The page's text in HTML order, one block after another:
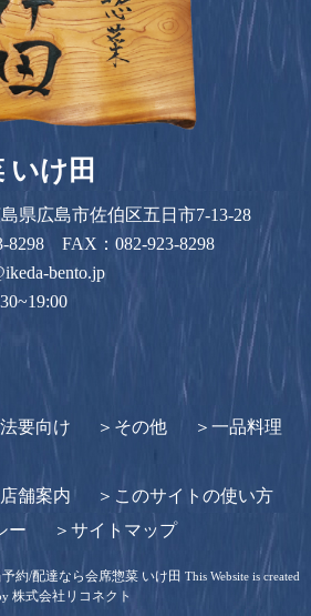
いけ田
島県広島市佐伯区五日市7-13-28
8298 FAX：082-923-8298
bento.jp
要向け その他 一品料理
店舗案内
このサイトの使い方
ー
サイトマップ
約/配達なら会席惣菜 いけ田 This Website is created
株式会社リコネクト